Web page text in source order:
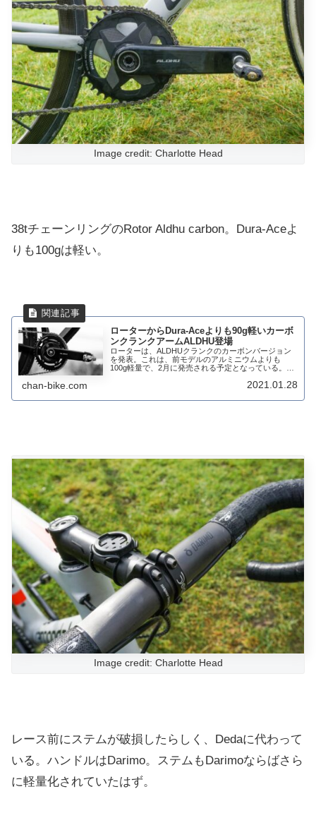
Image credit: Charlotte Head
38tチェーンリングのRotor Aldhu carbon。Dura-Aceよ
りも100gは軽い。
ローターからDura-Aceよりも90g軽いカーボ
ンクランクアームALDHU登場
ローターは、ALDHUクランクのカーボンバージョン
を発表。これは、前モデルのアルミニウムよりも
100g軽量で、2月に発売される予定となっている。
ットであり、その名前はツールドフランスの...
chan-bike.com 2021.01.28
Image credit: Charlotte Head
レース前にステムが破損したらしく、Dedaに代わって
いる。ハンドルはDarimo。ステムもDarimoならばさら
に軽量化されていたはず。